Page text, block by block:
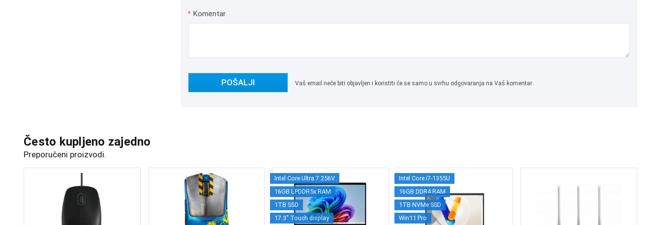
* Komentar
POŠALJI Vaš email neće biti objavljen i koristiti će se samo u svrhu odgovaranja na Vaš komentar
Često kupljeno zajedno
Preporučeni proizvodi.
Intel Core Ultra 7 256V
16GB LPDDR5x RAM
1TB SSD
17.3" Touch display
Intel Core i7-1355U
16GB DDR4 RAM
1TB NVMe SSD
Win11 Pro